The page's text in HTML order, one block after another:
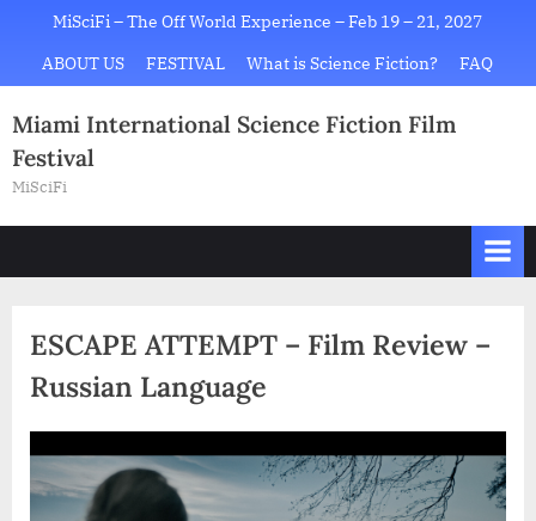
content
MiSciFi – The Off World Experience – Feb 19 – 21, 2027
ABOUT US
FESTIVAL What is Science Fiction? FAQ
Miami International Science Fiction Film
Festival
MiSciFi
ESCAPE ATTEMPT – Film Review –
Russian Language